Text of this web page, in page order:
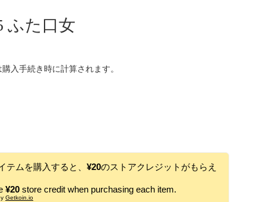
ふた口女
購入手続き時に計算されます。
テムを購入すると、 ¥20のストアクレジットがもらえ
¥20 store credit when purchasing each item.
Getkoin.io